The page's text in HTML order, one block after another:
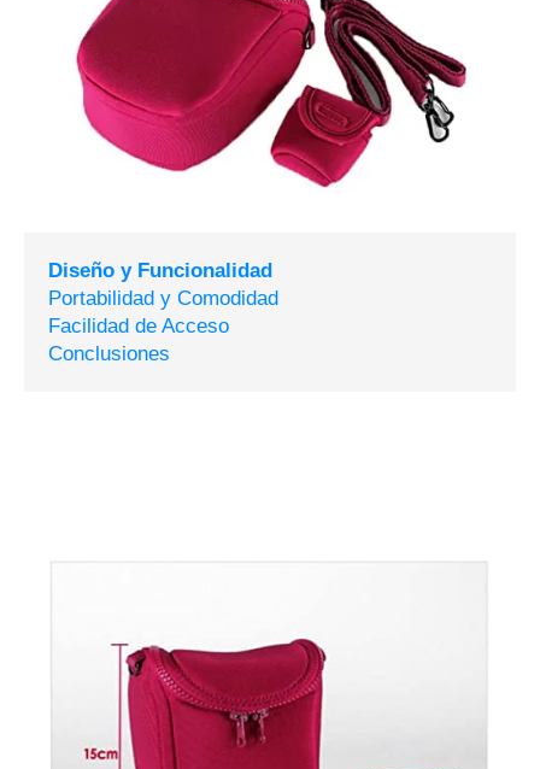
Diseño y Funcionalidad
Portabilidad y Comodidad
Facilidad de Acceso
Conclusiones